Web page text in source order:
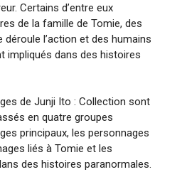
Certains d’entre eux
de la famille de Tomie, des
l’action et des humains
impliqués dans des histoires
de Junji Ito : Collection sont
en quatre groupes
principaux, les personnages
liés à Tomie et les
des histoires paranormales.